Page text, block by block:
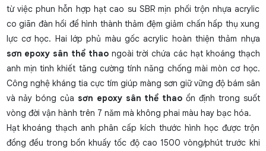
từ việc phun hỗn hợp hạt cao su SBR mịn phối trộn nhựa acrylic
co giãn đàn hồi để hình thành thảm đệm giảm chấn hấp thụ xung
lực cơ học. Hai lớp phủ màu gốc acrylic hoàn thiện thảm nhựa
sơn epoxy sân thể thaongoài trời chứa các hạt khoáng thạch
anh mịn tinh khiết tăng cường tính năng chống mài mòn cơ học.
Công nghệ kháng tia cực tím giúp màng sơn giữ vững độ bám sân
và nảy bóng của sơn epoxy sân thể thao ổn định trong suốt
vòng đời vận hành trên 7 năm mà không phai màu hay bạc hóa.
Hạt khoáng thạch anh phân cấp kích thước hình học được trộn
đồng đều trong bồn khuấy tốc độ cao 1500 vòng/phút trước khi